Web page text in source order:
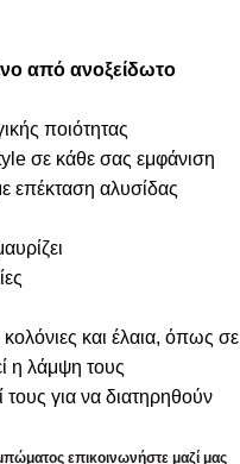
από ανοξείδωτο
ποιότητας
σε κάθε σας εμφάνιση
επέκταση αλυσίδας
και έλαια, όπως σε
η λάμψη τους
για να διατηρηθούν
επικοινωνήστε μαζί μας